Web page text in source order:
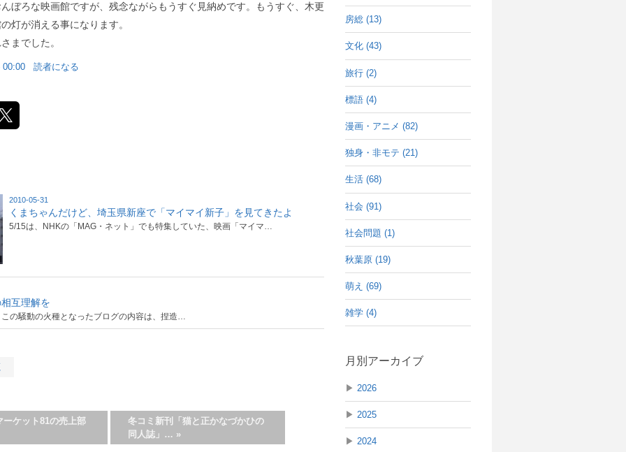
ぼろな映画館ですが、残念ながらもうすぐ見納めです。もうすぐ、木更
灯が消える事になります。
までした。
00:00 読者になる
2010-05-31
くまちゃんだけど、埼玉県新座で「マイマイ新子」を見てきたよ
5/15は、NHKの「MAG・ネット」でも特集していた、映画「マイマ…
互理解を
の騒動の火種となったブログの内容は、捏造…
ーケット81の売上部
冬コミ新刊「猫と正かなづかひの
同人誌」… »
房総 (13)
文化 (43)
旅行 (2)
標語 (4)
漫画・アニメ (82)
独身・非モテ (21)
生活 (68)
社会 (91)
社会問題 (1)
秋葉原 (19)
萌え (69)
雑学 (4)
月別アーカイブ
▶ 2026
▶ 2025
▶ 2024